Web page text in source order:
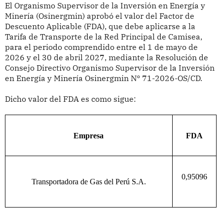
El Organismo Supervisor de la Inversión en Energía y
Minería (Osinergmin) aprobóel valor del Factor de
Descuento Aplicable (FDA), que debe aplicarse a la
Tarifa de Transporte de la Red Principal de Camisea,
para el periodo comprendido entre el 1 de mayo de
2026 y el 30 de abril 2027, mediante la Resolución de
Consejo Directivo Organismo Supervisor de la Inversión
en Energía y Minería Osinergmin N° 71-2026-OS/CD.
Dicho valor del FDA es como sigue:
Empresa FDA
Transportadora de Gas del Perú S.A.
0,95096